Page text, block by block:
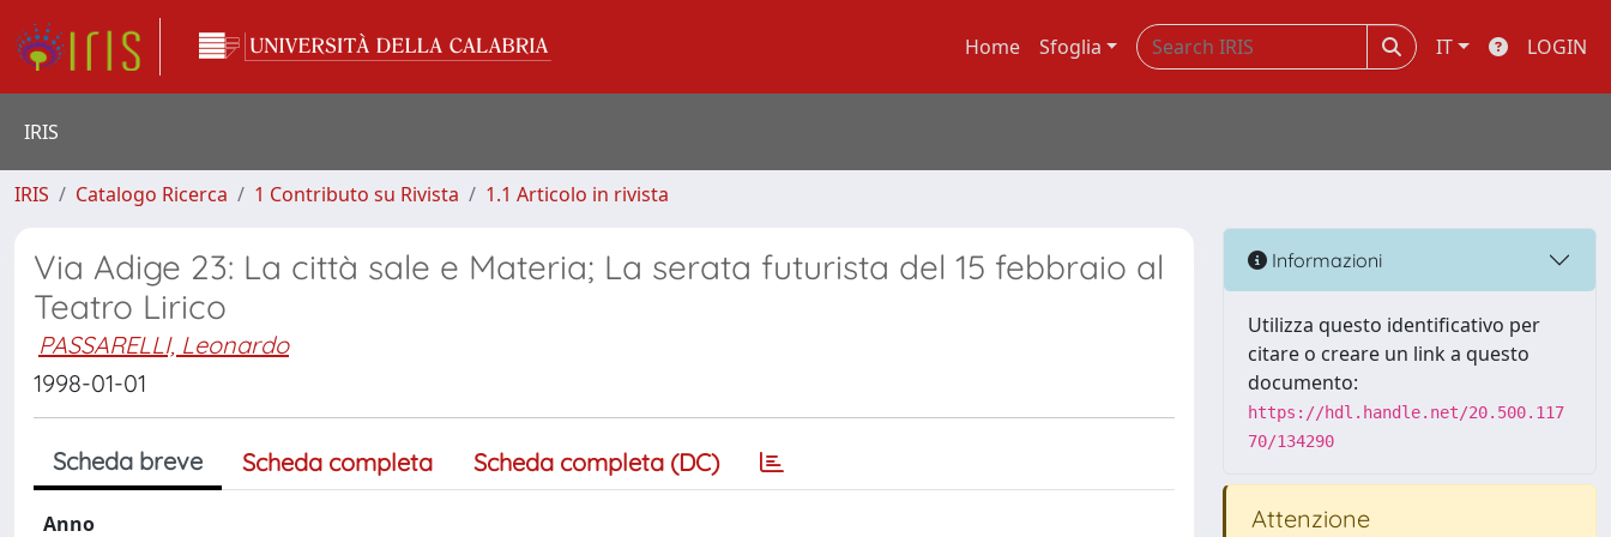
Home Sfoglia IT LOGIN
IRIS
IRIS Catalogo Ricerca 1 Contributo su Rivista 1.1 Articolo in rivista
Via Adige 23: La città sale e Materia; La serata futurista del 15 febbraio al
Teatro Lirico
PASSARELLI, Leonardo
1998-01-01
Scheda breve Scheda completa Scheda completa (DC)
Anno
Informazioni
Utilizza questo identificativo per
citare o creare un link a questo
documento:
https://hdl.handle.net/20.500.117
70/134290
Attenzione